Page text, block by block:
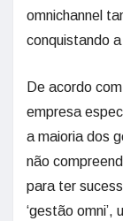
omnichannel
conquistando
De acordo
empresa
a maioria dos
não
para ter
‘gestão omni’,